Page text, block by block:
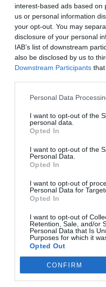
interest-based ads based on
us or personal information
your opt-out. You may
disclosure of your personal
IAB’s list of downstream
also be disclosed by us to
Downstream Participants
Personal Data
I want to opt-out of the
personal data.
Opted In
I want to opt-out of the
Personal Data.
Opted In
I want to opt-out of
Personal Data for
Opted In
I want to opt-out of
Retention, Sale, and/or
Personal Data that Is
Purposes for which it
Opted Out
CONFIRM
Ο ναυαγοσώστης Παύλος
ώρες και πως εντοπίστηκαν
Όπως αναφέρει ο πρόεδρος
Παναγιώτης Τζαράκης, είναι
προσγειώθηκε στο
αεροδρόμιο του Μάλεμε το
νυχτερινή χρήση. Ο ίδιος